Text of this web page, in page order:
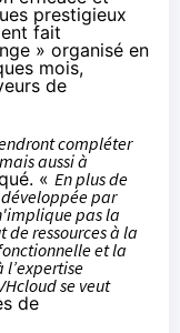
prestigieux
fait
» organisé en
mois,
de
compléter
aussi à
« En plus de
par
pas la
de ressources à la
et la
l’expertise
se veut
de